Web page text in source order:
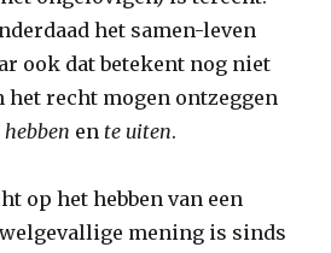
het samen-leven
ook dat betekent nog niet
het recht mogen ontzeggen
hebben en te uiten.
op het hebben van een
mening is sinds